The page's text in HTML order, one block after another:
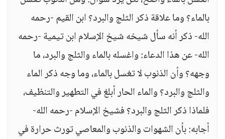
بالماء؟ وما علاقة ذكر الثلج والبرد؟ ابن القيم -رحمه
الله- ذكر أنه سأل شيخه شيخ الإسلام ابن تيمية -رحمه
الله- عن هذا الدعاء: واغسله بالماء والثلج والبرد، ما
وجهه؟ وأن الذنوب لا تغسل بالماء، وما وجه ذكر الماء
والثلج والبرد؟ والماء الحار أبلغ في التطهير والتنظيف،
فلماذا ذكر الثلج والبرد؟ فشيخ الإسلام -رحمه الله-
أجابه: بأن الشهوات والذنوب والمعاصي تورث حرارة في